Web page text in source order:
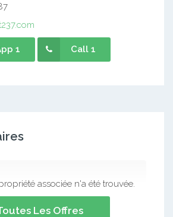
1 Call 1
associée n'a été trouvée.
Les Offres